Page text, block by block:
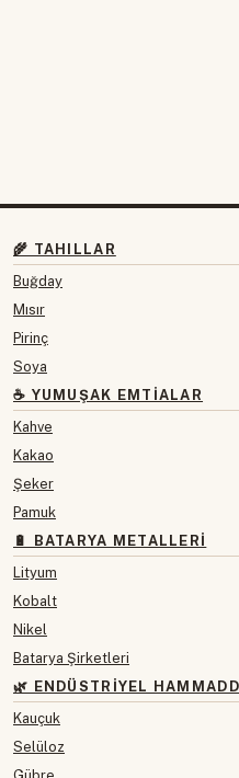
🌾 TAHILLAR
Buğday
Mısır
Pirinç
Soya
☕ YUMUŞAK EMTIALAR
Kahve
Kakao
Şeker
Pamuk
🔋 BATARYA METALLERI
Lityum
Kobalt
Nikel
Batarya Şirketleri
🌿 ENDÜSTRIYEL
Kauçuk
Selüloz